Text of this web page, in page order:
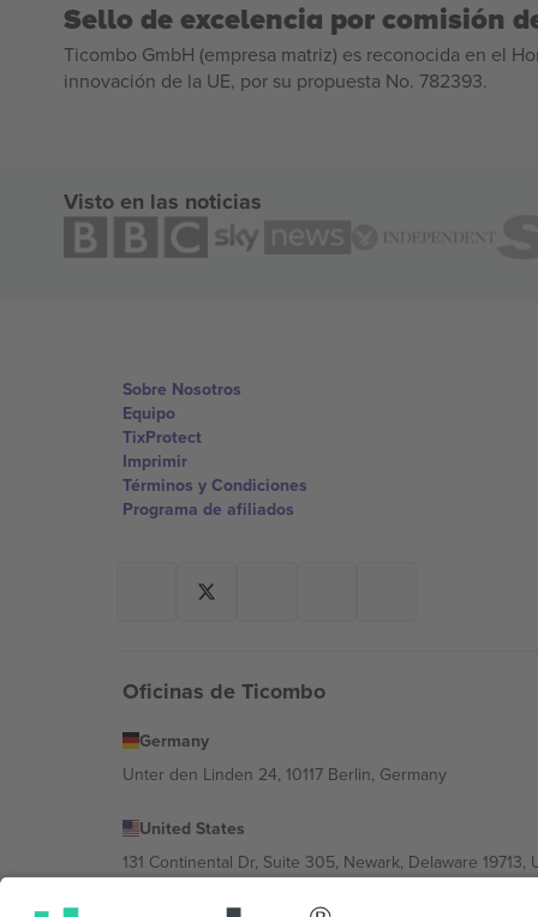
Sello de excelencia por comisión
Ticombo GmbH (empresa matriz) es reconocida en el
innovación de la UE, por su propuesta No. 782393.
Visto en las noticias
Sobre Nosotros
Equipo
TixProtect
Imprimir
Términos y Condiciones
Programa de afiliados
Oficinas de Ticombo
Germany
Unter den Linden 24, 10117 Berlin, Germany
United States
131 Continental Dr, Suite 305, Newark, Delaware 19713,